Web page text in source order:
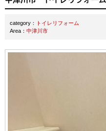
category：
トイレリフォーム
Area： 中津川市